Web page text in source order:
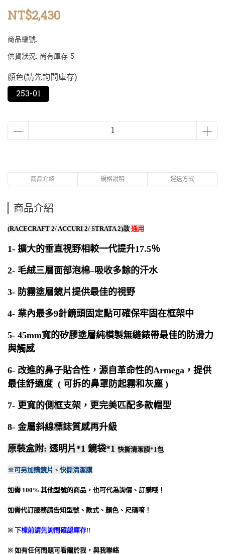
NT$2,430
商品編號:
供貨狀況: 尚有庫存 5
顏色(請先詢問庫存)
253-01
商品介紹 規格說明 運送方式
商品介紹
(RACECRAFT 2/ ACCURI 2/ STRATA 2)款 通用
1- 擴大的垂直視野相較一代提升17.5％
2- 毛絨三層面部泡棉–吸收多餘的汗水
3- 防霧塗層鏡片提供最佳的視野
4- 業內最多9針鏡頭固定點可確保牢固在框架中
5- 45mm寬的矽膠塗層純模製無縫錶帶最佳的防滑力
與觸感
6- 改進的鼻子貼合性，源自革命性的Armega，提供
最佳舒適度 ( 可拆的鼻罩防起霧和灰塵 )
7- 更寬的側框支架，更完美匹配多款帽型
8- 金屬斜線標誌質感再升級
原裝盒附: 透明片*1 鏡袋*1 快撕清潔膜*1包
※可另加購鏡片、 快撕清潔膜
如需 100% 其他型號的商品，也可代為詢價、訂購哦！
如需代訂服務請告知型號、款式、顏色、尺碼唷！
※ 下標前請先詢問確認庫存!!
※ 如有任何問題可看關於我，與我聯絡